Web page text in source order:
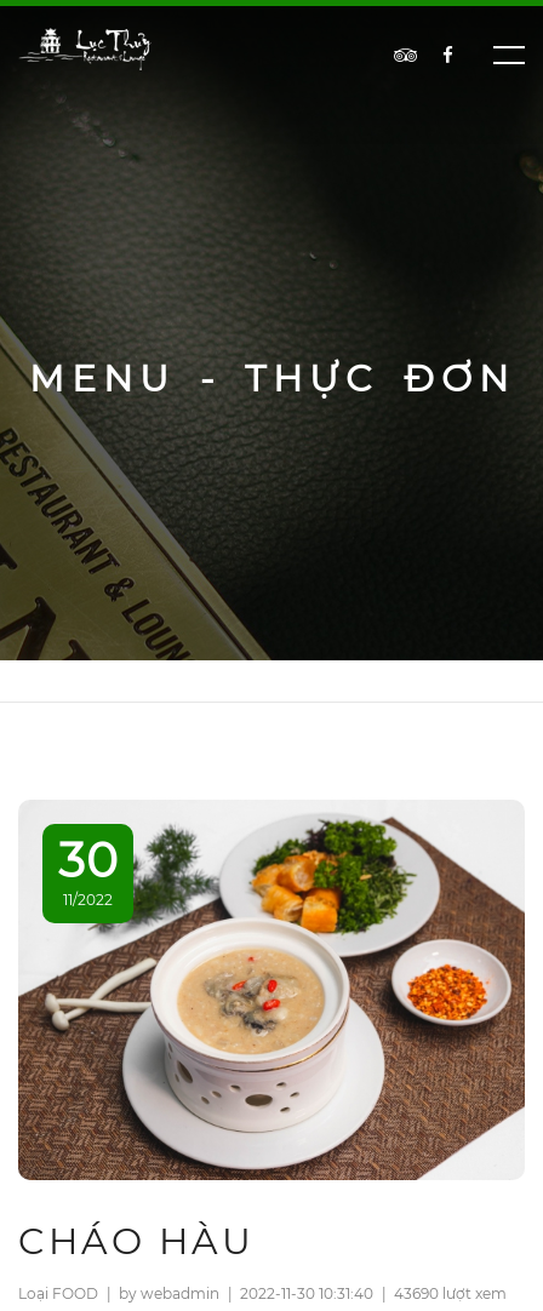
MENU - THỰC ĐƠN
30
11/2022
CHÁO HÀU
Loại FOOD | by webadmin | 2022-11-30 10:31:40 | 43690 lượt xem